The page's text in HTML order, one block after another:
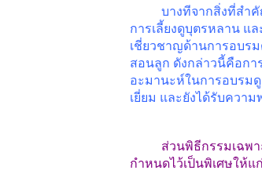
บางทีจากสิ่งที่สำคัญ
การเลี้ยงดูบุตรหลาน แล
เชี่ยวชาญด้านการอบร
สอนลูก ดังกล่าวนี้คือกา
อะมานะห์ในการอบรมดู
เยี่ยม และยังได้รับควา
ส่วนพิธีกรรมเฉพา
กำหนดไว้เป็นพิเศษให้แ